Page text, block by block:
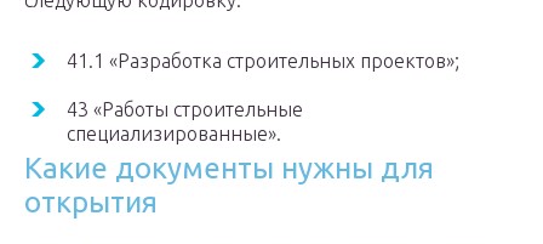
41.1 «Разработка строительных проектов»;
43 «Работы строительные
специализированные».
Какие документы нужны для
открытия